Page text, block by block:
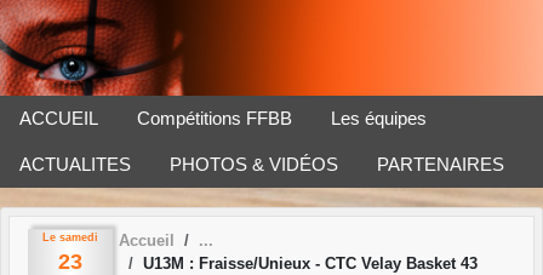
ACCUEIL Compétitions FFBB Les équipes
ACTUALITES PHOTOS & VIDÉOS PARTENAIRES
Le samedi
23
Accueil
U13M : Fraisse/Unieux - CTC Velay Basket 43
Panneau de gestion des cookies